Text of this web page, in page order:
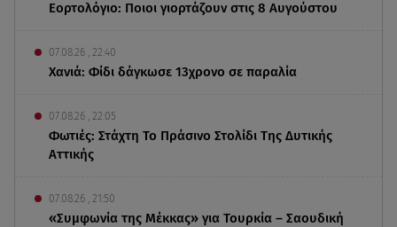
Εορτολόγιο: Ποιοι γιορτάζουν στις 8 Αυγούστου
07.08.26 , 22:40
Χανιά: Φίδι δάγκωσε 13χρονο σε παραλία
07.08.26 , 22:05
Φωτιές: Στάχτη Το Πράσινο Στολίδι Της Δυτικής
Αττικής
07.08.26 , 21:50
«Συμφωνία της Μέκκας» για Τουρκία – Σαουδική